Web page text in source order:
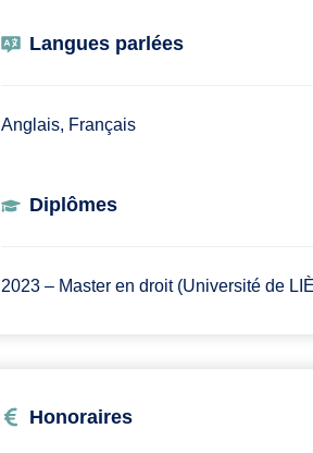
Langues parlées
Anglais, Français
Diplômes
2023 – Master en droit (Université de
Honoraires